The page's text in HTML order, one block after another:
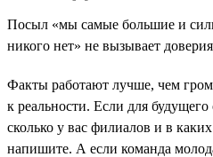
Посыл «мы самые большие и
никого нет» не вызывает
Факты работают лучше, чем
к реальности. Если для будущего
сколько у вас филиалов и в
напишите. А если команда